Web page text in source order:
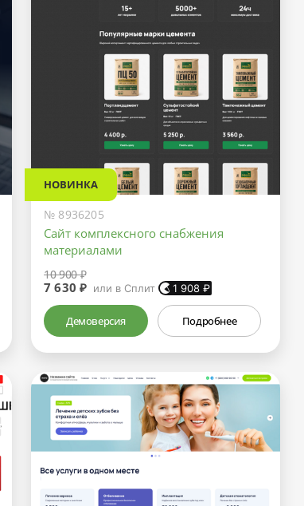
НОВИНКА
№ 8936205
Сайт комплексного снабжения
материалами
10 900 ₽
7 630 ₽ или в Сплит 1 908 ₽
Демоверсия Подробнее